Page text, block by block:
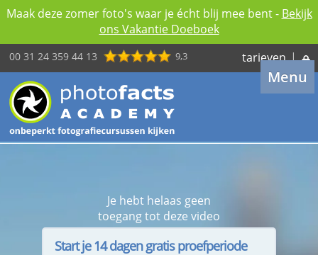
Maak deze zomer foto's waar je écht blij mee bent - Bekijk
ons Vakantie Doeboek
00 31 24 359 44 13 9,3 tarieven |
Menu
Je hebt helaas geen
toegang tot deze video
Start je 14 dagen gratis proefperiode